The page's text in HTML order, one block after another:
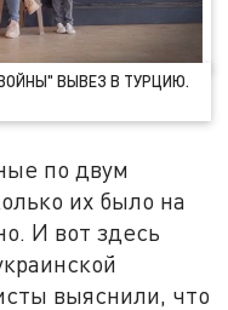
ВЫВЕЗ В ТУРЦИЮ.
по двум
их было на
И вот здесь
выяснили, что